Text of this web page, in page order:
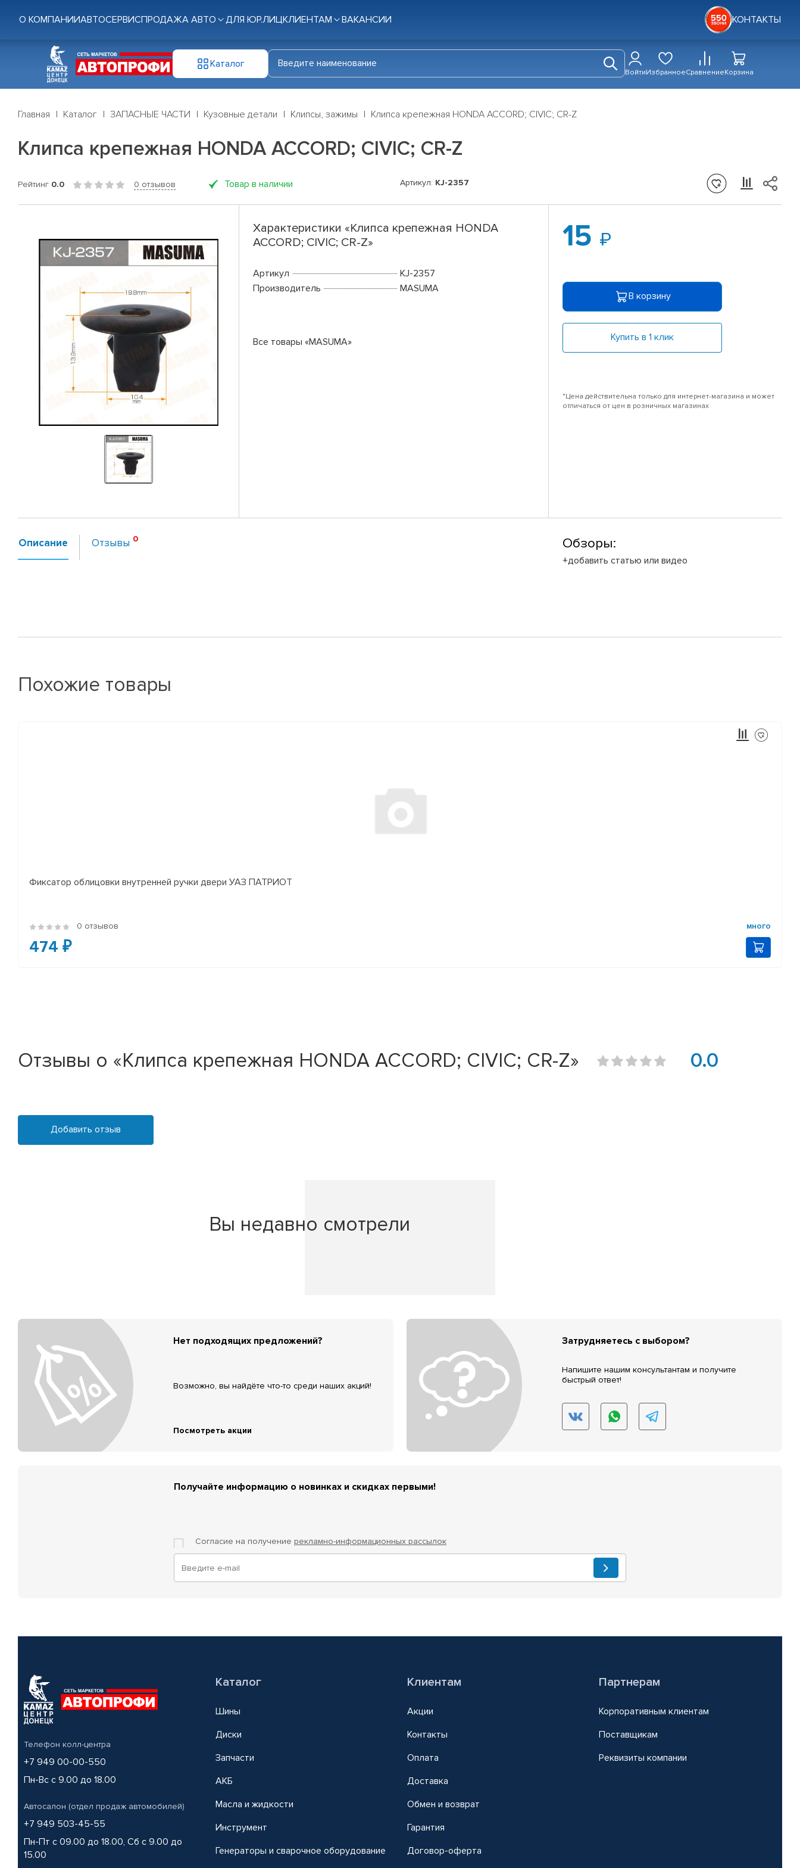
О КОМПАНИИАВТОСЕРВИСПРОДАЖА АВТО ДЛЯ ЮР.ЛИЦКЛИЕНТАМ ВАКАНСИИ КОНТАКТЫ
Каталог
ВойтиИзбранноеСравнениеКорзина
Главная Каталог ЗАПАСНЫЕ ЧАСТИ Кузовные детали Клипсы, зажимы Клипса крепежная HONDA ACCORD; CIVIC; CR-Z
Клипса крепежная HONDA ACCORD; CIVIC; CR-Z
Рейтинг 0.0 0 отзывов Товар в наличии Артикул: KJ-2357
Характеристики «Клипса крепежная HONDA
ACCORD; CIVIC; CR-Z»
Артикул
KJ-2357
Производитель
MASUMA
Все товары «MASUMA»
15
В корзину
Купить в 1 клик
*Цена действительна только для интернет-магазина и может
отличаться от цен в розничных магазинах
Описание Отзывы Обзоры:
+добавить статью или видео
Похожие товары
Фиксатор облицовки внутренней ручки двери УАЗ ПАТРИОТ
0 отзывов много
474 ₽
Отзывы о «Клипса крепежная HONDA ACCORD; CIVIC; CR-Z» 0.0
Добавить отзыв
Вы недавно смотрели
Нет подходящих предложений?
Возможно, вы найдёте что-то среди наших акций!
Посмотреть акции
Затрудняетесь с выбором?
Напишите нашим консультантам и получите
быстрый ответ!
Получайте информацию о новинках и скидках первыми!
Согласие на получение рекламно-информационных рассылок
Телефон колл-центра
+7 949 00-00-550
Пн-Вс с 9.00 до 18.00
Автосалон (отдел продаж автомобилей)
+7 949 503-45-55
Пн-Пт с 09.00 до 18.00, Сб с 9.00 до
15.00
Каталог
Шины
Диски
Запчасти
АКБ
Масла и жидкости
Инструмент
Генераторы и сварочное оборудование
Клиентам
Акции
Контакты
Оплата
Доставка
Обмен и возврат
Гарантия
Договор-оферта
Партнерам
Корпоративным клиентам
Поставщикам
Реквизиты компании